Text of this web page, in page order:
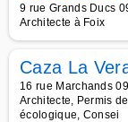
9 rue Grands Ducs
Architecte à Foix
Caza La
16 rue Marchands
Architecte, Permis
écologique, Consei